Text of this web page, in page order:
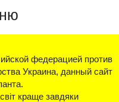
федерацией против
Украина, данный сайт
краще завдяки